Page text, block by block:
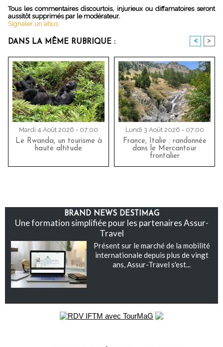
Tous les commentaires discourtois, injurieux ou diffamatoires seront
aussitôt supprimés par le modérateur.
Signaler un abus
DANS LA MÊME RUBRIQUE : < >
Mardi 4 Août 2026 - 07:00
Le Rwanda, un tourisme à
haute altitude
Lundi 3 Août 2026 - 07:00
France, Italie : randonnée
dans le Mercantour
frontalier
BRAND NEWS DESTIMAG
Une formation simplifiée pour les partenaires Assur-
Travel
Présent sur le marché de la mobilité
internationale depuis plus de vingt
ans, Assur-Travel s'est...